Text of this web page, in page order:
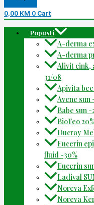
0,00 KM 0 Cart
Popusti
A-derma
A-derma
Alivit cink,
31/08
Apivita
Avene sun
Babe sun -
BioTeo
Ducray
Eucerin
fluid -30%
Eucerin
Ladival
Noreva
Noreva